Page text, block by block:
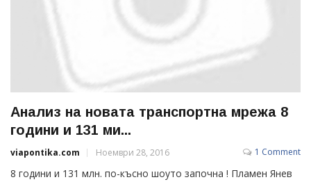
Анализ на новата транспортна мрежа 8
години и 131 ми...
viapontika.com Ноември 28, 2016 1 Comment
8 години и 131 млн. по-късно шоуто започна ! Пламен Янев